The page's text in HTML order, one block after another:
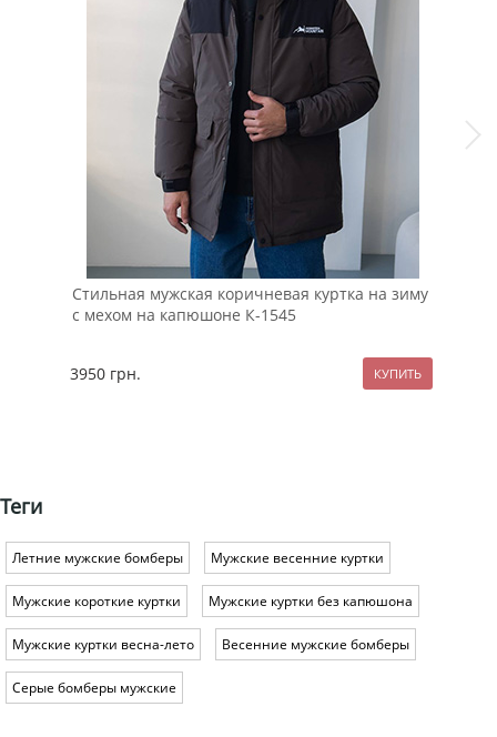
Стильная мужская коричневая куртка на зиму
с мехом на капюшоне К-1545
3950 грн.
Теги
Летние мужские бомберы Мужские весенние куртки
Мужские короткие куртки Мужские куртки без капюшона
Мужские куртки весна-лето Весенние мужские бомберы
Серые бомберы мужские